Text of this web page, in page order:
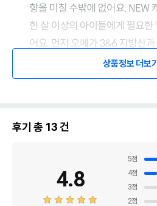
상품정보 더보기
후기 총 13건
4.8
5점
4점
3점
2점